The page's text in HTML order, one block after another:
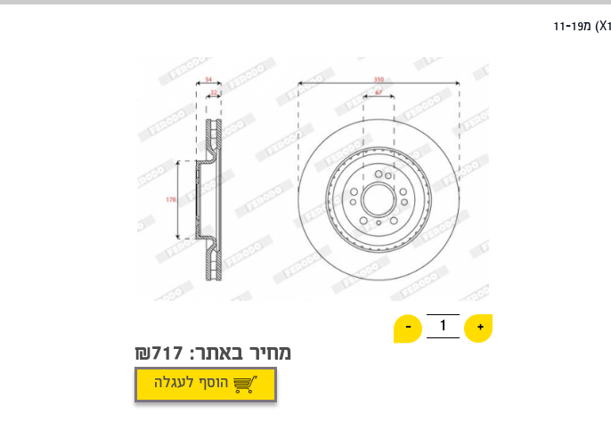
+
1
-
מחיר באתר: 717
הוסף לעגלה